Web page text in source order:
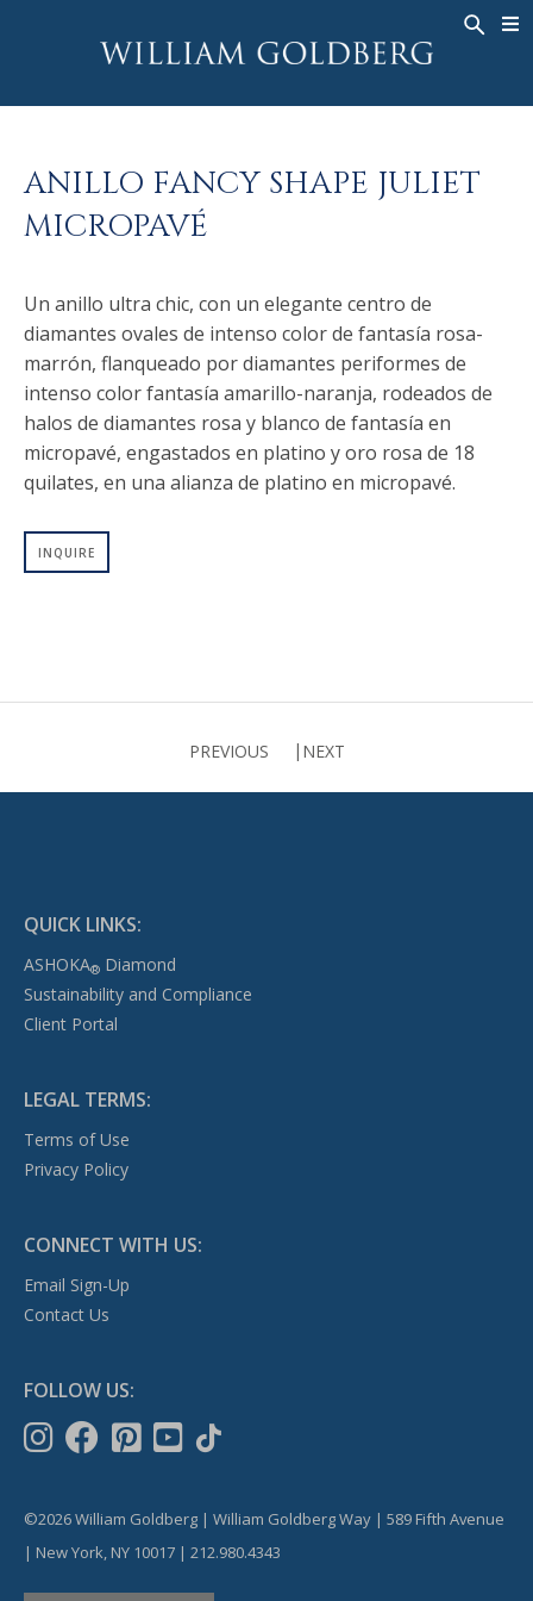
ALTA JOYERÍA
ANILLO PARA HOMBRE
COLLARES
PENDIENTES
PULSERAS
RELOJES
DIAMANTES FANTASÍA
ASHOKA JOYERÍA
ANILLOS
BANDS
COLLARES
COLGANTES
PENDIENTES
PULSERAS
TALISMAN
HISTORIA
ASHOKA ®
ANILLO FANCY SHAPE JULIET
MICROPAVÉ
Un anillo ultra chic, con un elegante centro de
diamantes ovales de intenso color de fantasía rosa-
marrón, flanqueado por diamantes periformes de
intenso color fantasía amarillo-naranja, rodeados de
halos de diamantes rosa y blanco de fantasía en
micropavé, engastados en platino y oro rosa de 18
quilates, en una alianza de platino en micropavé.
INQUIRE
PREVIOUS NEXT
QUICK LINKS:
ASHOKA®Diamond
Sustainability and Compliance
Client Portal
LEGAL TERMS:
Terms of Use
Privacy Policy
CONNECT WITH US:
Email Sign-Up
Contact Us
FOLLOW US:
©2026 William Goldberg | William Goldberg Way | 589 Fifth Avenue
| New York, NY 10017 | 212.980.4343